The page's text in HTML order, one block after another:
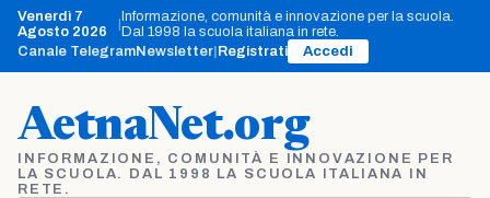
Vai
contenuto
Venerdì 7
Agosto 2026
Informazione, comunità e innovazione per la scuola.
Dal 1998 la scuola italiana in rete.
Canale TelegramNewsletter Registrati Accedi
AetnaNet.org
INFORMAZIONE, COMUNITÀ E INNOVAZIONE PER
LA SCUOLA. DAL 1998 LA SCUOLA ITALIANA IN
RETE.